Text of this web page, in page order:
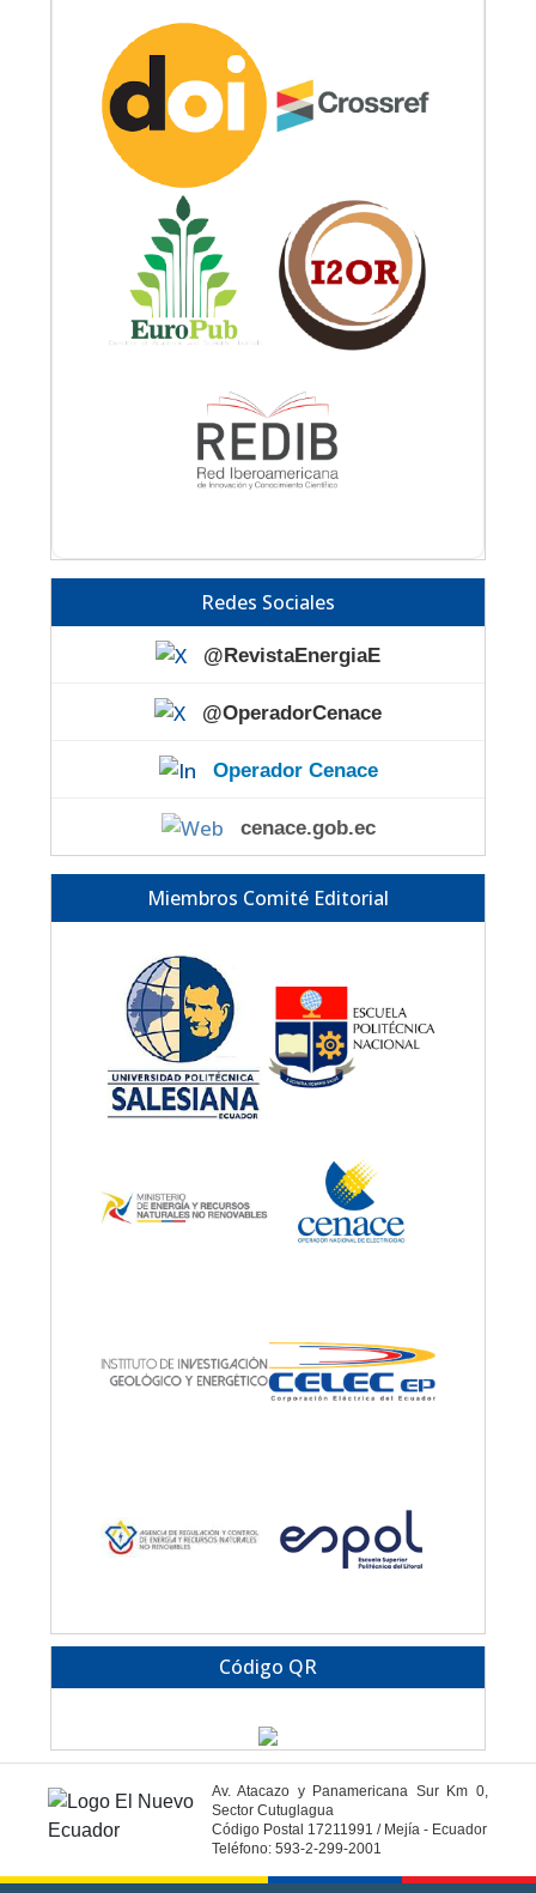
Redes Sociales
@RevistaEnergiaE
@OperadorCenace
Operador Cenace
cenace.gob.ec
Miembros Comité Editorial
Código QR
Av. Atacazo y Panamericana Sur Km 0,
Sector Cutuglagua
Código Postal 17211991 / Mejía - Ecuador
Teléfono: 593-2-299-2001